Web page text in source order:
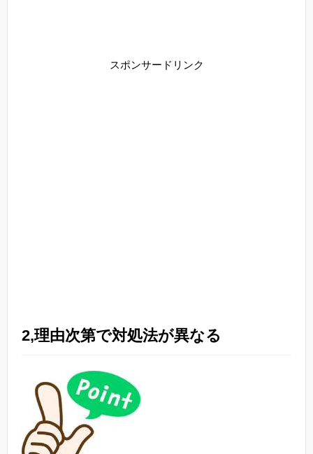
スポンサードリンク
2,理由次第で対処法が異なる